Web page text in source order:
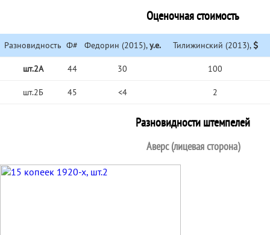
Оценочная стоимость
Разновидность Ф# Федорин (2015),у.е. Тилижинский (2013),
шт.2А 44 30 100
шт.2Б 45 <4 2
Разновидности штемпелей
Аверс (лицевая сторона)